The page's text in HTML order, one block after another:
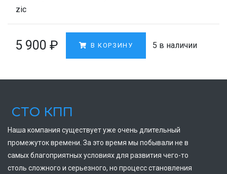
zic
5 900 ₽ В КОРЗИНУ 5 в наличии
СТО КПП
Наша компания существует уже очень длительный
промежуток времени. За это время мы побывали не в
самых благоприятных условиях для развития чего-то
столь сложного и серьезного, но процесс становления